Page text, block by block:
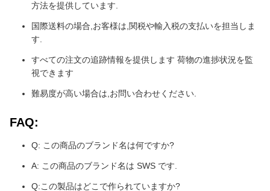
方法を提供しています.
国際送料の場合,お客様は,関税や輸入税の支払いを担当しま
す.
すべての注文の追跡情報を提供します 荷物の進捗状況を監
視できます
難易度が高い場合は,お問い合わせください.
FAQ:
Q: この商品のブランド名は何ですか?
A: この商品のブランド名は SWS です.
Q:この製品はどこで作られていますか?